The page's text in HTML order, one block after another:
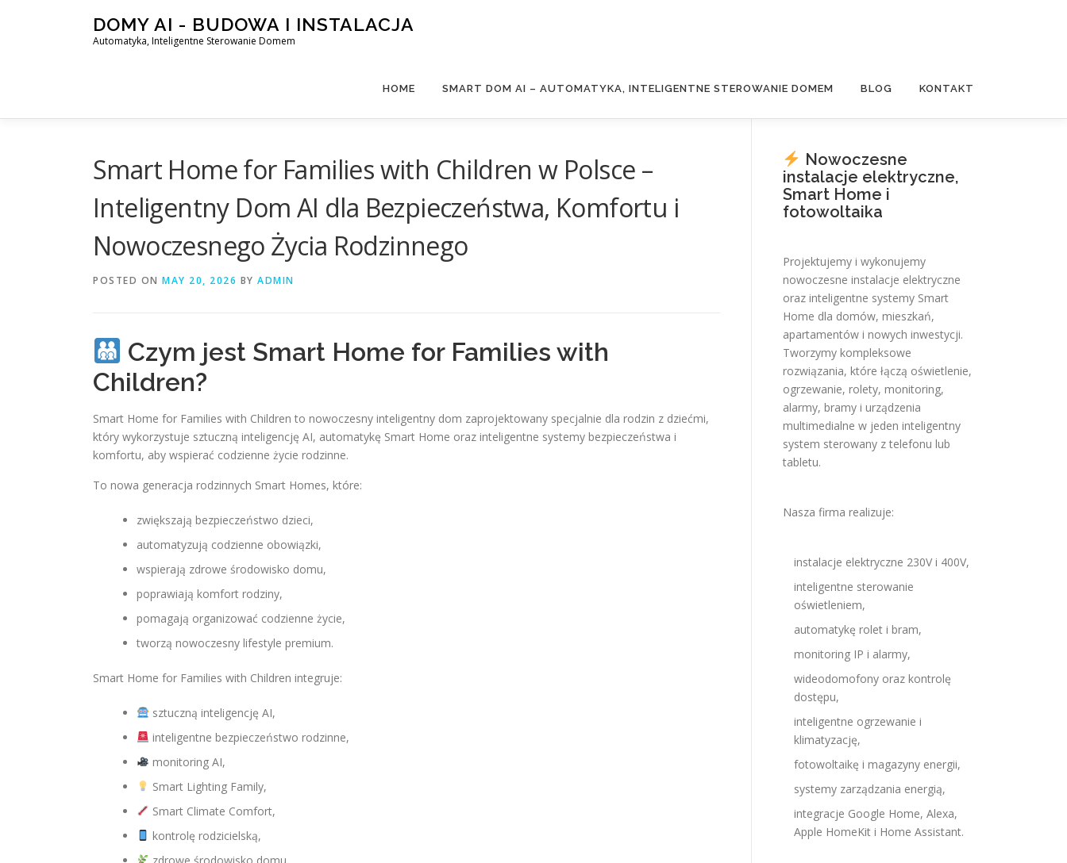
DOMY AI - BUDOWA I INSTALACJA
Automatyka, Inteligentne Sterowanie Domem
HOME SMART DOM AI – AUTOMATYKA, INTELIGENTNE STEROWANIE DOMEM BLOG KONTAKT
Smart Home for Families with Children w Polsce –
Inteligentny Dom AI dla Bezpieczeństwa, Komfortu i
Nowoczesnego Życia Rodzinnego
POSTED ON MAY 20, 2026 BY ADMIN
Czym jest Smart Home for Families with
Children?
Smart Home for Families with Children to nowoczesny inteligentny dom zaprojektowany specjalnie dla rodzin z dziećmi,
który wykorzystuje sztuczną inteligencję AI, automatykę Smart Home oraz inteligentne systemy bezpieczeństwa i
komfortu, aby wspierać codzienne życie rodzinne.
To nowa generacja rodzinnych Smart Homes, które:
zwiększają bezpieczeństwo dzieci,
automatyzują codzienne obowiązki,
wspierają zdrowe środowisko domu,
poprawiają komfort rodziny,
pomagają organizować codzienne życie,
tworzą nowoczesny lifestyle premium.
Smart Home for Families with Children integruje:
sztuczną inteligencję AI,
inteligentne bezpieczeństwo rodzinne,
monitoring AI,
Smart Lighting Family,
Smart Climate Comfort,
kontrolę rodzicielską,
Nowoczesne
instalacje elektryczne,
Smart Home i
fotowoltaika
Projektujemy i wykonujemy
nowoczesne instalacje elektryczne
oraz inteligentne systemy Smart
Home dla domów, mieszkań,
apartamentów i nowych inwestycji.
Tworzymy kompleksowe
rozwiązania, które łączą oświetlenie,
ogrzewanie, rolety, monitoring,
alarmy, bramy i urządzenia
multimedialne w jeden inteligentny
system sterowany z telefonu lub
tabletu.
Nasza firma realizuje:
instalacje elektryczne 230V i 400V,
inteligentne sterowanie
oświetleniem,
automatykę rolet i bram,
monitoring IP i alarmy,
wideodomofony oraz kontrolę
dostępu,
inteligentne ogrzewanie i
klimatyzację,
fotowoltaikę i magazyny energii,
systemy zarządzania energią,
integracje Google Home, Alexa,
Apple HomeKit i Home Assistant.